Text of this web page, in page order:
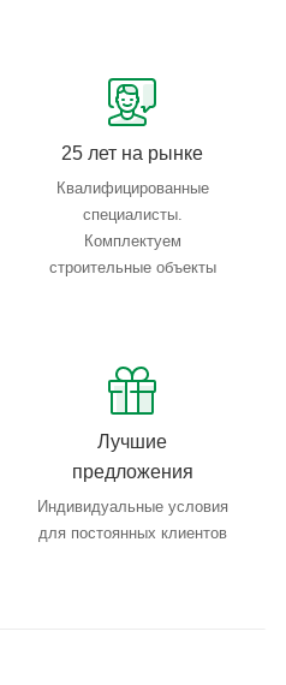
въезд, погрузка, выезд
25 лет на рынке
Квалифицированные
специалисты.
Комплектуем
строительные объекты
Лучшие
предложения
Индивидуальные условия
для постоянных клиентов